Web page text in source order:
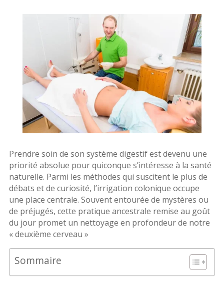
Prendre soin de son système digestif est devenu une
priorité absolue pour quiconque s’intéresse à la santé
naturelle. Parmi les méthodes qui suscitent le plus de
débats et de curiosité, l’irrigation colonique occupe
une place centrale. Souvent entourée de mystères ou
de préjugés, cette pratique ancestrale remise au goût
du jour promet un nettoyage en profondeur de notre
« deuxième cerveau »
Sommaire